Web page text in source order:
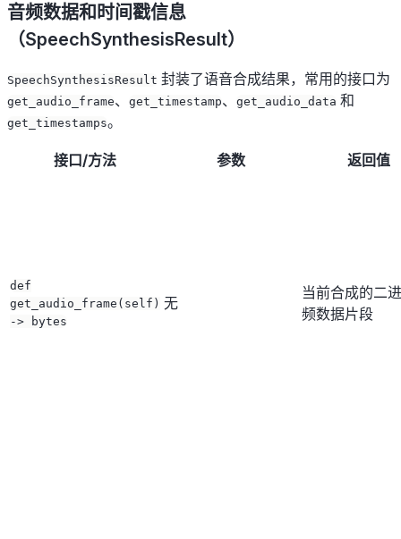
音频数据和时间戳信息
（SpeechSynthesisResult）
SpeechSynthesisResult 封装了语音合成结果，常用的接口为
get_audio_frame、 get_timestamp、 get_audio_data 和
get_timestamps。
接口/方法 参数 返回值
def
get_audio_frame(self)
-> bytes
无
当前合成的二
频数据片段